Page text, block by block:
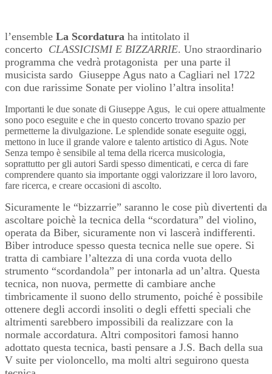
l’ensemble La Scordatura ha intitolato il
concerto CLASSICISMI E BIZZARRIE. Uno straordinario
programma che vedrà protagonista per una parte il
musicista sardo Giuseppe Agus nato a Cagliari nel 1722
con due rarissime Sonate per violino l’altra insolita!
Importanti le due sonate di Giuseppe Agus, le cui opere attualmente
sono poco eseguite e che in questo concerto trovano spazio per
permetterne la divulgazione. Le splendide sonate eseguite oggi,
mettono in luce il grande valore e talento artistico di Agus. Note
Senza tempo è sensibile al tema della ricerca musicologia,
soprattutto per gli autori Sardi spesso dimenticati, e cerca di fare
comprendere quanto sia importante oggi valorizzare il loro lavoro,
fare ricerca, e creare occasioni di ascolto.
Sicuramente le “bizzarrie” saranno le cose più divertenti da
ascoltare poichè la tecnica della “scordatura” del violino,
operata da Biber, sicuramente non vi lascerà indifferenti.
Biber introduce spesso questa tecnica nelle sue opere. Si
tratta di cambiare l’altezza di una corda vuota dello
strumento “scordandola” per intonarla ad un’altra. Questa
tecnica, non nuova, permette di cambiare anche
timbricamente il suono dello strumento, poiché è possibile
ottenere degli accordi insoliti o degli effetti speciali che
altrimenti sarebbero impossibili da realizzare con la
normale accordatura. Altri compositori famosi hanno
adottato questa tecnica, basti pensare a J.S. Bach della sua
V suite per violoncello, ma molti altri seguirono questa